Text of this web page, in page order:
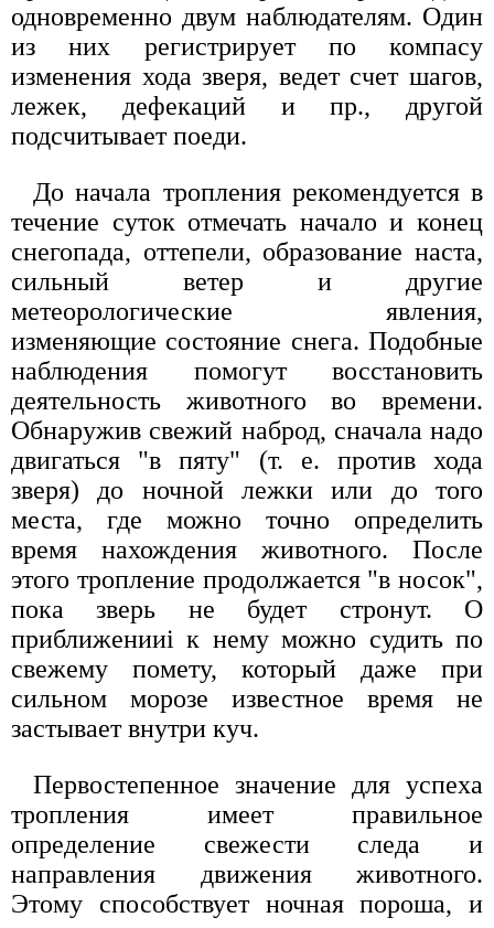
одновременно двум наблюдателям. Один
из них регистрирует по компасу
изменения хода зверя, ведет счет шагов,
лежек, дефекаций и пр., другой
подсчитывает поеди.
До начала тропления рекомендуется в
течение суток отмечать начало и конец
снегопада, оттепели, образование наста,
сильный ветер и другие
метеорологические явления,
изменяющие состояние снега. Подобные
наблюдения помогут восстановить
деятельность животного во времени.
Обнаружив свежий наброд, сначала надо
двигаться "в пяту" (т. е. против хода
зверя) до ночной лежки или до того
места, где можно точно определить
время нахождения животного. После
этого тропление продолжается "в носок",
пока зверь не будет стронут. О
приближенииi к нему можно судить по
свежему помету, который даже при
сильном морозе известное время не
застывает внутри куч.
Первостепенное значение для успеха
тропления имеет правильное
определение свежести следа и
направления движения животного.
Этому способствует ночная пороша, и